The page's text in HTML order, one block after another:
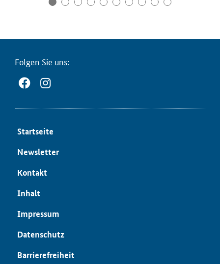
Fol­gen Sie uns:
Start­sei­te
News­let­ter
Kon­takt
In­halt
Im­pres­sum
Da­ten­schutz
Bar­rie­re­frei­heit